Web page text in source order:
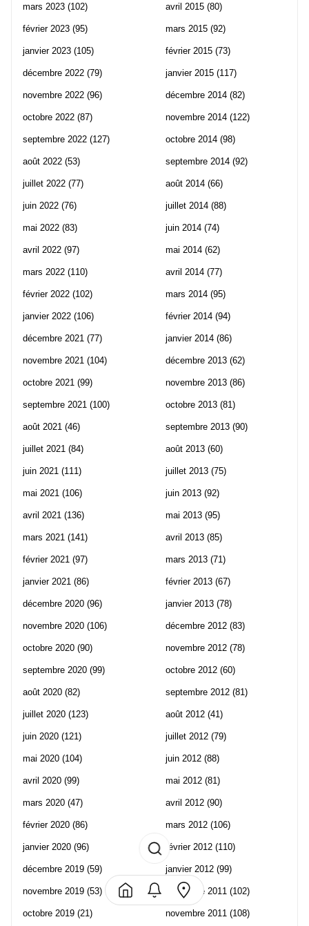
mars 2023 (102)
février 2023 (95)
janvier 2023 (105)
décembre 2022 (79)
novembre 2022 (96)
octobre 2022 (87)
septembre 2022 (127)
août 2022 (53)
juillet 2022 (77)
juin 2022 (76)
mai 2022 (83)
avril 2022 (97)
mars 2022 (110)
février 2022 (102)
janvier 2022 (106)
décembre 2021 (77)
novembre 2021 (104)
octobre 2021 (99)
septembre 2021 (100)
août 2021 (46)
juillet 2021 (84)
juin 2021 (111)
mai 2021 (106)
avril 2021 (136)
mars 2021 (141)
février 2021 (97)
janvier 2021 (86)
décembre 2020 (96)
novembre 2020 (106)
octobre 2020 (90)
septembre 2020 (99)
août 2020 (82)
juillet 2020 (123)
juin 2020 (121)
mai 2020 (104)
avril 2020 (99)
mars 2020 (47)
février 2020 (86)
janvier 2020 (96)
décembre 2019 (59)
novembre 2019 (53)
octobre 2019 (21)
avril 2015 (80)
mars 2015 (92)
février 2015 (73)
janvier 2015 (117)
décembre 2014 (82)
novembre 2014 (122)
octobre 2014 (98)
septembre 2014 (92)
août 2014 (66)
juillet 2014 (88)
juin 2014 (74)
mai 2014 (62)
avril 2014 (77)
mars 2014 (95)
février 2014 (94)
janvier 2014 (86)
décembre 2013 (62)
novembre 2013 (86)
octobre 2013 (81)
septembre 2013 (90)
août 2013 (60)
juillet 2013 (75)
juin 2013 (92)
mai 2013 (95)
avril 2013 (85)
mars 2013 (71)
février 2013 (67)
janvier 2013 (78)
décembre 2012 (83)
novembre 2012 (78)
octobre 2012 (60)
septembre 2012 (81)
août 2012 (41)
juillet 2012 (79)
juin 2012 (88)
mai 2012 (81)
avril 2012 (90)
mars 2012 (106)
février 2012 (110)
janvier 2012 (99)
décembre 2011 (102)
novembre 2011 (108)